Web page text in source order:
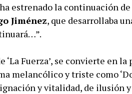
estrenado la continuación de
Jiménez, que desarrollaba
‘La Fuerza’, se convierte en
melancólico y triste como
y vitalidad, de ilusión